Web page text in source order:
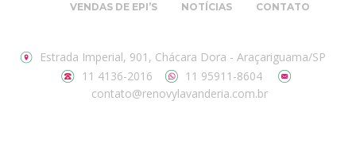
VENDAS DE EPI’S
NOTÍCIAS CONTATO
Estrada Imperial, 901, Chácara Dora - Araçariguama/SP
11 4136-2016
11 95911-8604
contato@renovylavanderia.com.br